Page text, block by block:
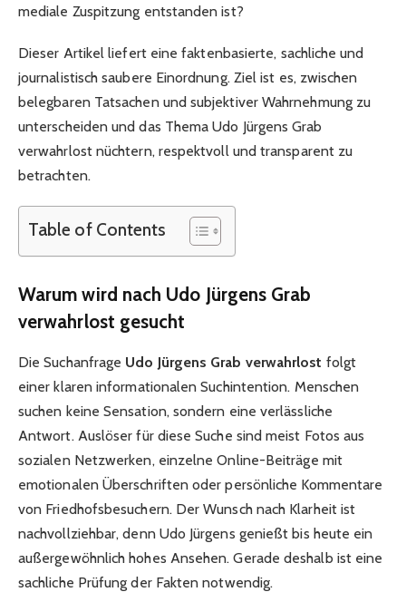
mediale Zuspitzung entstanden ist?
Dieser Artikel liefert eine faktenbasierte, sachliche und
journalistisch saubere Einordnung. Ziel ist es, zwischen
belegbaren Tatsachen und subjektiver Wahrnehmung zu
unterscheiden und das Thema Udo Jürgens Grab
verwahrlost nüchtern, respektvoll und transparent zu
betrachten.
Table of Contents
Warum wird nach Udo Jürgens Grab
verwahrlost gesucht
Die Suchanfrage Udo Jürgens Grab verwahrlost folgt
einer klaren informationalen Suchintention. Menschen
suchen keine Sensation, sondern eine verlässliche
Antwort. Auslöser für diese Suche sind meist Fotos aus
sozialen Netzwerken, einzelne Online-Beiträge mit
emotionalen Überschriften oder persönliche Kommentare
von Friedhofsbesuchern. Der Wunsch nach Klarheit ist
nachvollziehbar, denn Udo Jürgens genießt bis heute ein
außergewöhnlich hohes Ansehen. Gerade deshalb ist eine
sachliche Prüfung der Fakten notwendig.